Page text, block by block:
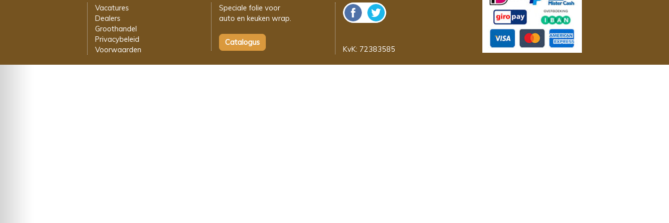
Vacatures
Dealers
Groothandel
Privacybeleid
Voorwaarden
Speciale folie voor
auto en keuken wrap.
KvK: 72383585